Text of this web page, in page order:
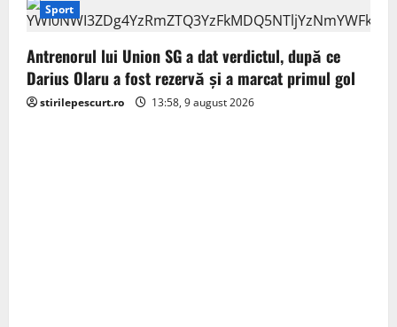
Sport
Antrenorul lui Union SG a dat verdictul, după ce
Darius Olaru a fost rezervă și a marcat primul gol
stirilepescurt.ro 13:58, 9 august 2026